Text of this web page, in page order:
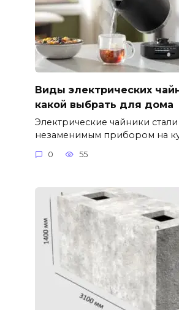
Виды электрических
какой выбрать для дома
Электрические чайники стали
незаменимым прибором на
0 55